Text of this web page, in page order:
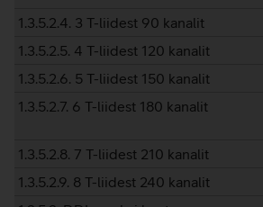
1.3.5.2.4. 3 T-liidest 90 kanalit
1.3.5.2.5. 4 T-liidest 120 kanalit
1.3.5.2.6. 5 T-liidest 150 kanalit
1.3.5.2.7. 6 T-liidest 180 kanalit
1.3.5.2.8. 7 T-liidest 210 kanalit
1.3.5.2.9. 8 T-liidest 240 kanalit